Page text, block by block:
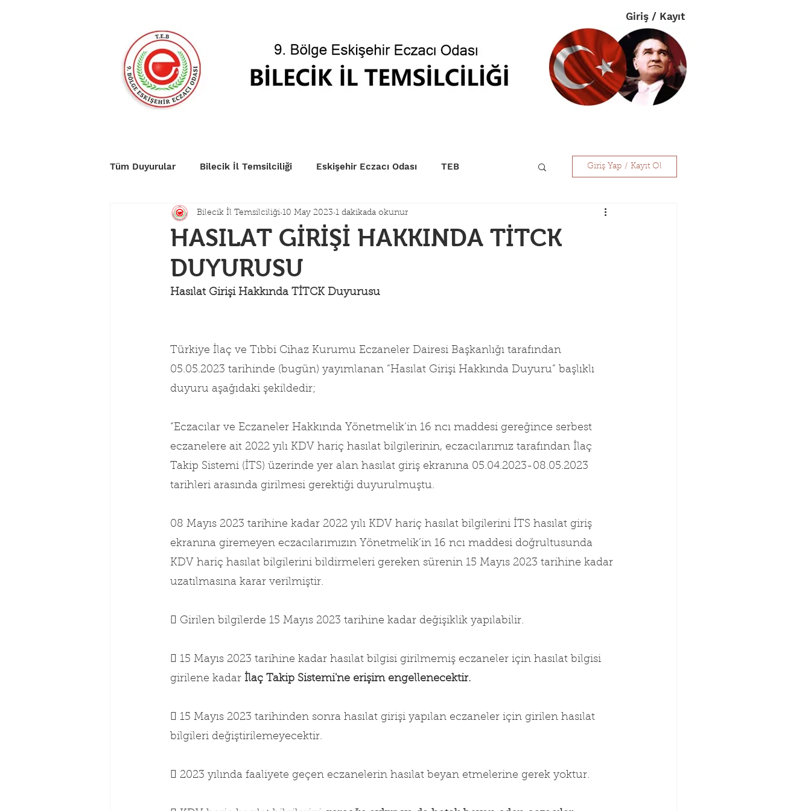
Giriş / Kayıt
Tüm Duyurular Bilecik İl Temsilciliği Eskişehir Eczacı Odası TEB Giriş Yap / Kayıt Ol
HASILAT GİRİŞİ HAKKINDA TİTCK
DUYURUSU
Bilecik İl Temsilciliği 10 May 2023 1 dakikada okunur
Hasılat Girişi Hakkında TİTCK Duyurusu
Türkiye İlaç ve Tıbbi Cihaz Kurumu Eczaneler Dairesi Başkanlığı tarafından
05.05.2023 tarihinde (bugün) yayımlanan “Hasılat Girişi Hakkında Duyuru” başlıklı
duyuru aşağıdaki şekildedir;
“Eczacılar ve Eczaneler Hakkında Yönetmelik’in 16 ncı maddesi gereğince serbest
eczanelere ait 2022 yılı KDV hariç hasılat bilgilerinin, eczacılarımız tarafından İlaç
Takip Sistemi (İTS) üzerinde yer alan hasılat giriş ekranına 05.04.2023-08.05.2023
tarihleri arasında girilmesi gerektiği duyurulmuştu.
08 Mayıs 2023 tarihine kadar 2022 yılı KDV hariç hasılat bilgilerini İTS hasılat giriş
ekranına giremeyen eczacılarımızın Yönetmelik’in 16 ncı maddesi doğrultusunda
KDV hariç hasılat bilgilerini bildirmeleri gereken sürenin 15 Mayıs 2023 tarihine kadar
uzatılmasına karar verilmiştir.
 Girilen bilgilerde 15 Mayıs 2023 tarihine kadar değişiklik yapılabilir.
 15 Mayıs 2023 tarihine kadar hasılat bilgisi girilmemiş eczaneler için hasılat bilgisi
girilene kadar İlaç Takip Sistemi'ne erişim engellenecektir.
 15 Mayıs 2023 tarihinden sonra hasılat girişi yapılan eczaneler için girilen hasılat
bilgileri değiştirilemeyecektir.
 2023 yılında faaliyete geçen eczanelerin hasılat beyan etmelerine gerek yoktur.